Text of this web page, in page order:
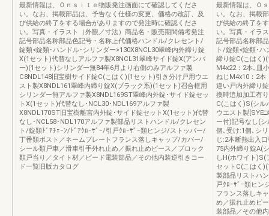
最新情報は、Ｏｎｓｉｔｅ物販発注画面にて確認してくださ
い。なお、掲載部品は、予告なく仕様の変更、価格の改訂、及
び供給の終了をする場合がありますので発注時に確認くださ
い。写真・イラスト（外観／寸法）商品名・販売期間備考発注
記号部品名称部品色記号・名称上代価格ハンドル/クレセント/
錠類<錠類･ハンドル･シリンダー>130X8NCL30翠峰内外締り錠
X(1セット)代替なしアルファ製X8NCL31翠峰サイド錠X(アンバ
ー)(1セット)シリンダー無84年6月より右側のみアルファ製
C8NDL148旧宝樹サイド錠C(こはく)(1セット)引き分け戸用ウエ
スト製X8NDL161翠峰内締り錠X(ブラック系)(1セット)召合框用
シリンダー無アルファ製X8NDL169ST翠峰内外錠･サイド錠セッ
トX(1セット)代替なし･NCL30･NDL169アルファ製
X8NDL170ST旧宝樹離宮内外錠･サイド錠セットX(1セット)代替
なし･NCL58･NDL170アルファ製部品リストハンドル/クレセン
ト/錠類ﾄﾞｱﾁｪｰﾝ/ﾄﾞｱｸﾛｰｻﾞｰ/引戸ｸﾛｰｻﾞｰ類ヒンジ/ストッパー/
丁番類ポスト／ネームプレートフランス落しキャップ/カバー/
シール類戸車／滑車引手外れ止め／振れ止めピース／ブロック
類戸当り／タイト材／ビード電装部品／その他内装逆引きコー
ド一覧旧版カタログ
最新情報は、Ｏ
い。なお、掲載
び供給の終了を
い。写真・イラ
記号部品名称部
ト/錠類<錠類･
締り錠C(こはく
M4x22：2本､皿
ねじM4x10：2本
違い戸内外締り
換時追加加工有
C(こはく)S(シル
ウエスト製
ー付)記号なし(
個､受け:1個､シ
じ:2本断熱出入
75内外締り錠A(
しH(ホワイト)S(
セットC(こはく
製部品リストハ
戸ｸﾛｰｻﾞｰ類ヒン
フランス落しキ
め／振れ止めピ
装部品／その他